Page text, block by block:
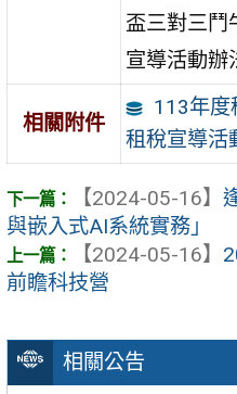
相關公告
盃三對三鬥
宣導活動辦
相關附件
113年度
租稅宣導活
【2024-05-16】
與嵌入式AI系統實務」
【2024-05-16】
前瞻科技營